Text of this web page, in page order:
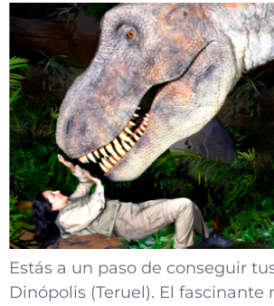
Estás a un paso de conseguir
Dinópolis (Teruel). El fascinante